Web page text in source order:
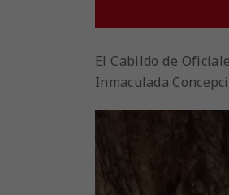
El Cabildo de
Inmaculada